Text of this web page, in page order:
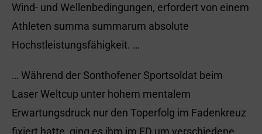
Wind- und Wellenbedingungen, erfordert von einem
Athleten summa summarum absolute
Hochstleistungsfähigkeit. …
… Während der Sonthofener Sportsoldat beim
Laser Weltcup unter hohem mentalem
Erwartungsdruck nur den Toperfolg im Fadenkreuz
fixiert hatte, ging es ihm im FD um verschiedene